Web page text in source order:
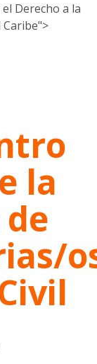
Derecho a la
Caribe">
la